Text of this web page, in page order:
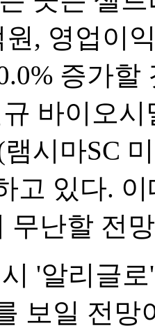
원, 영업이
증가
바이오
시마SC
고 있다.
무난할 전
'알리글
보일 전망